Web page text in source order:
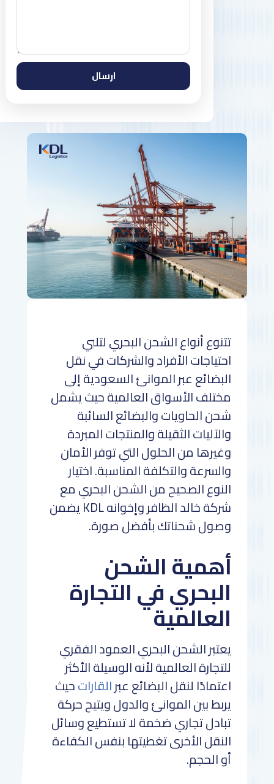
ارسال
تتنوع أنواع الشحن البحري لتلبي
احتياجات الأفراد والشركات في نقل
البضائع عبر الموانئ السعودية إلى
مختلف الأسواق العالمية حيث يشمل
شحن الحاويات والبضائع السائبة
والآليات الثقيلة والمنتجات المبردة
وغيرها من الحلول التي توفر الأمان
والسرعة والتكلفة المناسبة. اختيار
النوع الصحيح من الشحن البحري مع
شركة خالد الظافر وإخوانه KDL يضمن
وصول شحناتك بأفضل صورة.
أهمية الشحن
البحري في التجارة
العالمية
يعتبر الشحن البحري العمود الفقري
للتجارة العالمية لأنه الوسيلة الأكثر
اعتمادًا لنقل البضائع عبرالقاراتحيث
يربط بين الموانئ والدول ويتيح حركة
تبادل تجاري ضخمة لا تستطيع وسائل
النقل الأخرى تغطيتها بنفس الكفاءة
أو الحجم.